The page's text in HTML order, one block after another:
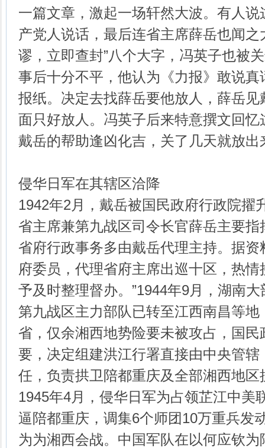
一篇文章，激起一场轩然大波。有人
产党人说话，最后连省主席薛岳也闻之
谬，立即查封”八个大字，冯英子也被
事后十分不平，他认为《力报》敢说
报纸。决定去找薛岳要他放人，薛岳
面只好放人。冯英子后来特意撰文回忆
戴岳的帮助逢凶化吉，关了几天就放出
侵华日军在其辖区洽降
1942年2月，戴岳被国民政府行政院擢
省主席兼第九战区司令长官薛岳主要
省府行政事务多由戴岳代理主持。据资
府委员，代理省府主席出巡十区，热
予及时整理督办。”1944年9月，湖南
第九战区主力部队已转至江西南昌等
省，仅余湘西地势险要未被攻占，国
要，决定组建洪江行署直接由中央管
任，负责拱卫陪都重庆及全部湘西地区
1945年4月，侵华日军为占领芷江中美
逼陪都重庆，调集6个师团10万重兵发
为为湘西会战。中国军队在以何应钦